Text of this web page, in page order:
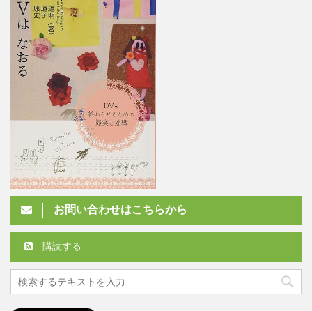
お問い合わせはこちらから
購読する